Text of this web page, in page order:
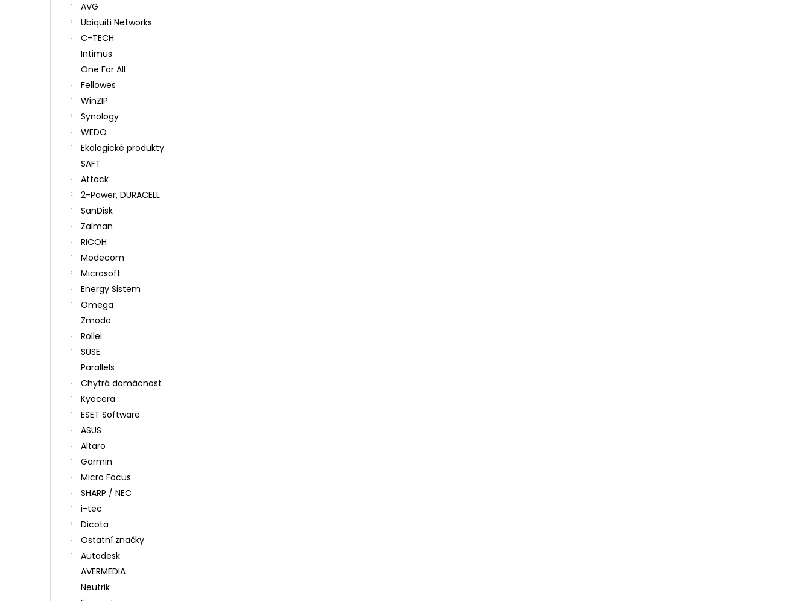
AVG
Ubiquiti Networks
C-TECH
Intimus
One For All
Fellowes
WinZIP
Synology
WEDO
Ekologické produkty
SAFT
Attack
2-Power, DURACELL
SanDisk
Zalman
RICOH
Modecom
Microsoft
Energy Sistem
Omega
Zmodo
Rollei
SUSE
Parallels
Chytrá domácnost
Kyocera
ESET Software
ASUS
Altaro
Garmin
Micro Focus
SHARP / NEC
i-tec
Dicota
Ostatní značky
Autodesk
AVERMEDIA
Neutrik